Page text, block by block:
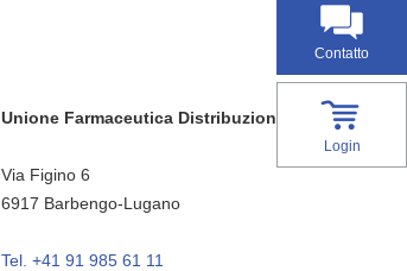
Contatto
Login
Unione Farmaceutica Distribuzione SA
Via Figino 6
6917 Barbengo-Lugano
Tel. +41 91 985 61 11